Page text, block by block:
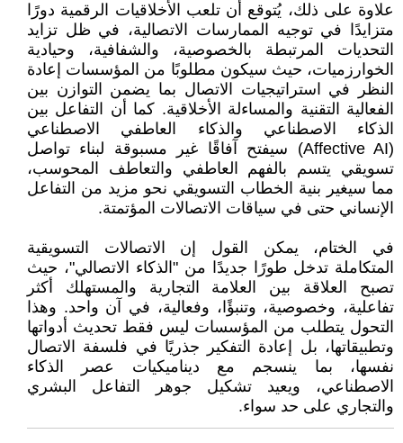
علاوة على ذلك، يُتوقع أن تلعب الأخلاقيات الرقمية دورًا
متزايدًا في توجيه الممارسات الاتصالية، في ظل تزايد
التحديات المرتبطة بالخصوصية، والشفافية، وحيادية
الخوارزميات، حيث سيكون مطلوبًا من المؤسسات إعادة
النظر في استراتيجيات الاتصال بما يضمن التوازن بين
الفعالية التقنية والمساءلة الأخلاقية. كما أن التفاعل بين
الذكاء الاصطناعي والذكاء العاطفي الاصطناعي
(Affective AI) سيفتح آفاقًا غير مسبوقة لبناء تواصل
تسويقي يتسم بالفهم العاطفي والتعاطف المحوسب،
مما سيغير بنية الخطاب التسويقي نحو مزيد من التفاعل
الإنساني حتى في سياقات الاتصالات المؤتمتة.
في الختام، يمكن القول إن الاتصالات التسويقية
المتكاملة تدخل طورًا جديدًا من "الذكاء الاتصالي"، حيث
تصبح العلاقة بين العلامة التجارية والمستهلك أكثر
تفاعلية، وخصوصية، وتنبؤًا، وفعالية، في آن واحد. وهذا
التحول يتطلب من المؤسسات ليس فقط تحديث أدواتها
وتطبيقاتها، بل إعادة التفكير جذريًا في فلسفة الاتصال
نفسها، بما ينسجم مع ديناميكيات عصر الذكاء
الاصطناعي، ويعيد تشكيل جوهر التفاعل البشري
والتجاري على حد سواء.